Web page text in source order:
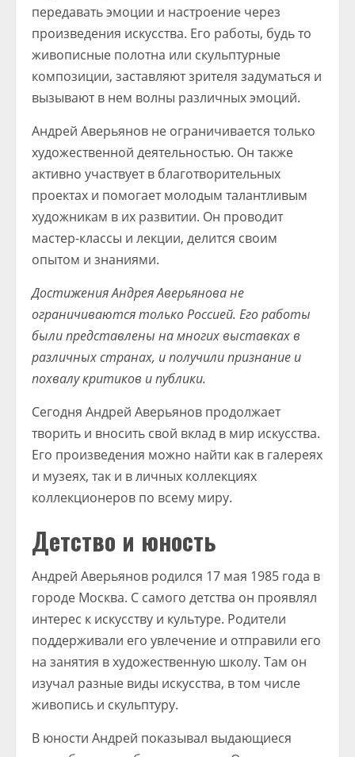
передавать эмоции и настроение через
произведения искусства. Его работы, будь то
живописные полотна или скульптурные
композиции, заставляют зрителя задуматься и
вызывают в нем волны различных эмоций.
Андрей Аверьянов не ограничивается только
художественной деятельностью. Он также
активно участвует в благотворительных
проектах и помогает молодым талантливым
художникам в их развитии. Он проводит
мастер-классы и лекции, делится своим
опытом и знаниями.
Достижения Андрея Аверьянова не
ограничиваются только Россией. Его работы
были представлены на многих выставках в
различных странах, и получили признание и
похвалу критиков и публики.
Сегодня Андрей Аверьянов продолжает
творить и вносить свой вклад в мир искусства.
Его произведения можно найти как в галереях
и музеях, так и в личных коллекциях
коллекционеров по всему миру.
Детство и юность
Андрей Аверьянов родился 17 мая 1985 года в
городе Москва. С самого детства он проявлял
интерес к искусству и культуре. Родители
поддерживали его увлечение и отправили его
на занятия в художественную школу. Там он
изучал разные виды искусства, в том числе
живопись и скульптуру.
В юности Андрей показывал выдающиеся